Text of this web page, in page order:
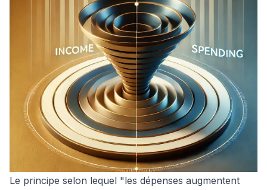
Le principe selon lequel "les dépenses augmentent